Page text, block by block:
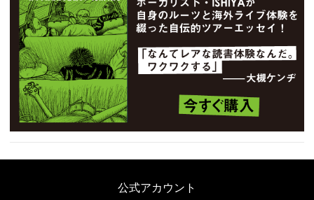
公式アカウント